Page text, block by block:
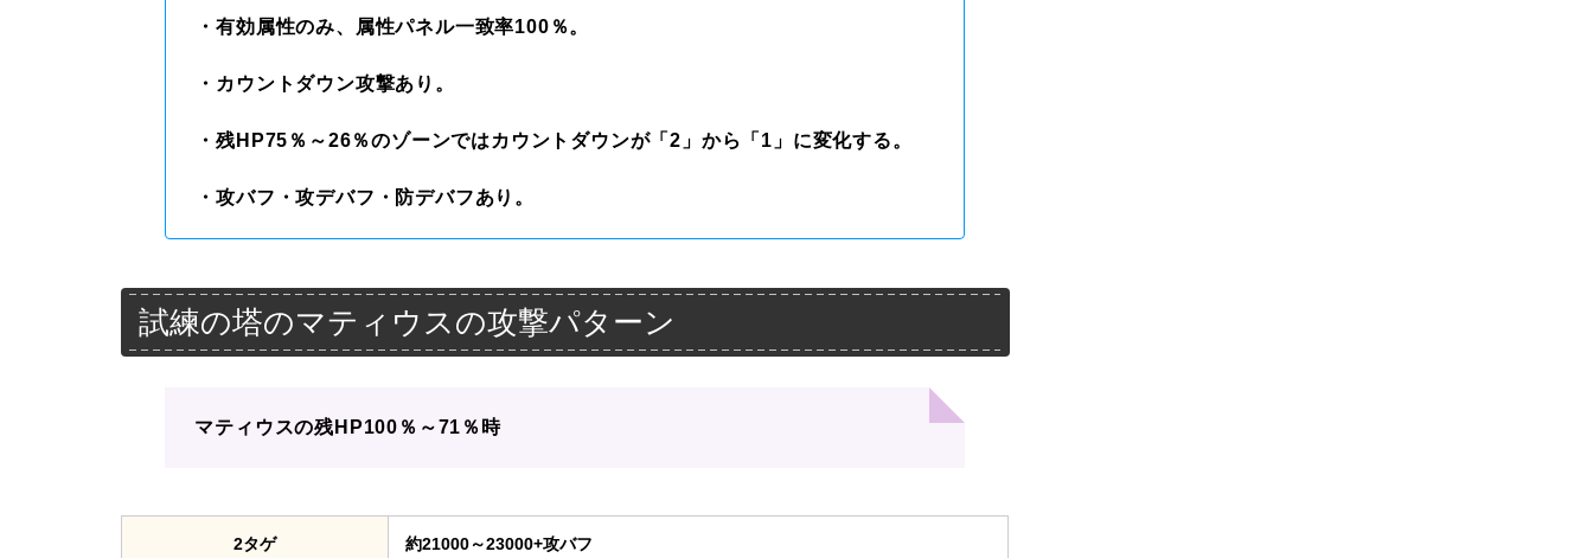
・有効属性のみ、属性パネル一致率100％。
・カウントダウン攻撃あり。
・残HP75％～26％のゾーンではカウントダウンが「2」から「1」に変化する。
・攻バフ・攻デバフ・防デバフあり。
試練の塔のマティウスの攻撃パターン
マティウスの残HP100％～71％時
2タゲ 約21000～23000+攻バフ